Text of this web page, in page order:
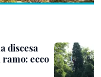
discesa
ecco